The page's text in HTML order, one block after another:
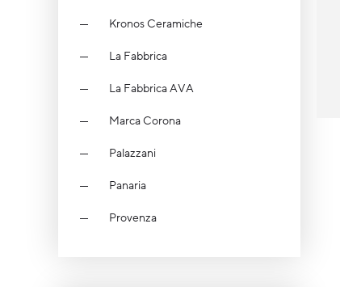
Kronos Ceramiche
La Fabbrica
La Fabbrica AVA
Marca Corona
Palazzani
Panaria
Provenza